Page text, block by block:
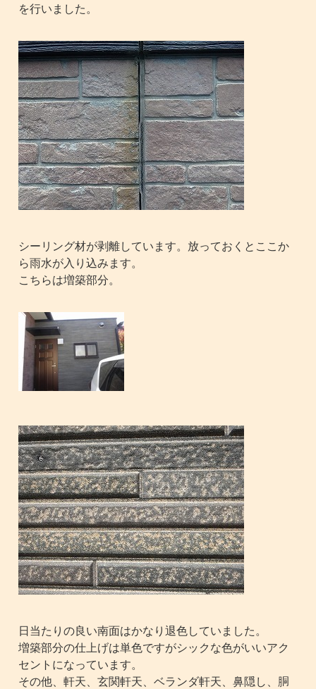
を行いました。
シーリング材が剥離しています。放っておくとここか
ら雨水が入り込みます。
こちらは増築部分。
日当たりの良い南面はかなり退色していました。
増築部分の仕上げは単色ですがシックな色がいいアク
セントになっています。
その他、軒天、玄関軒天、ベランダ軒天、鼻隠し、胴